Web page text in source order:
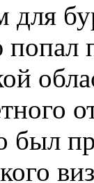
для
попал
был